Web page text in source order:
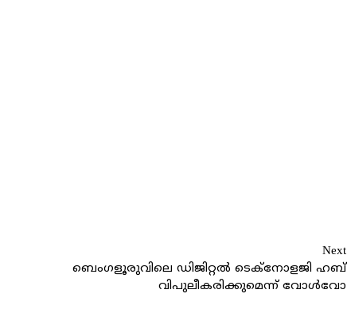
Next
ബെംഗളൂരുവിലെ ഡിജിറ്റല്‍ ടെക്‌നോളജി ഹബ്
വിപുലീകരിക്കുമെന്ന് വോള്‍വോ